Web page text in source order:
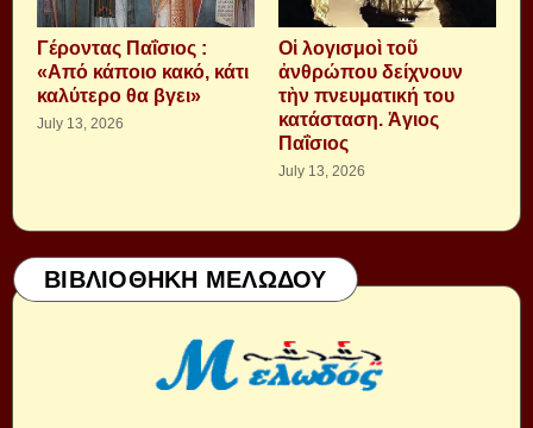
Γέροντας Παΐσιος :
«Από κάποιο κακό, κάτι
καλύτερο θα βγει»
July 13, 2026
Οἱ λογισμοὶ τοῦ
ἀνθρώπου δείχνουν
τὴν πνευματική του
κατάσταση. Ἁγιος
Παΐσιος
July 13, 2026
ΒΙΒΛΙΟΘΗΚΗ ΜΕΛΩΔΟΥ